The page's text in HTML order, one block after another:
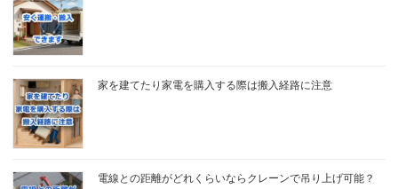
家を建てたり家電を購入する際は搬入経路に注意
電線との距離がどれくらいならクレーンで吊り上げ可能？